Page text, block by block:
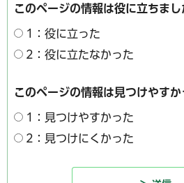
このページの情報は役に立ちまし
1：役に立った
2：役に立たなかった
このページの情報は見つけやすか
1：見つけやすかった
2：見つけにくかった